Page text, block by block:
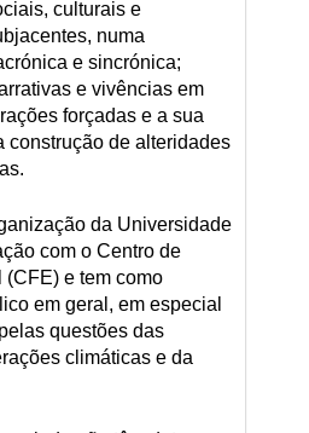
culturais e
numa
e sincrónica;
e vivências em
forçadas e a sua
construção de alteridades
da Universidade
com o Centro de
e tem como
em geral, em especial
questões das
climáticas e da